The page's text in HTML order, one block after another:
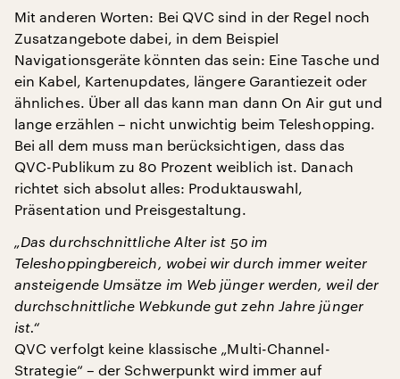
Mit anderen Worten: Bei QVC sind in der Regel noch
Zusatzangebote dabei, in dem Beispiel
Navigationsgeräte könnten das sein: Eine Tasche und
ein Kabel, Kartenupdates, längere Garantiezeit oder
ähnliches. Über all das kann man dann On Air gut und
lange erzählen – nicht unwichtig beim Teleshopping.
Bei all dem muss man berücksichtigen, dass das
QVC-Publikum zu 80 Prozent weiblich ist. Danach
richtet sich absolut alles: Produktauswahl,
Präsentation und Preisgestaltung.
„Das durchschnittliche Alter ist 50 im
Teleshoppingbereich, wobei wir durch immer weiter
ansteigende Umsätze im Web jünger werden, weil der
durchschnittliche Webkunde gut zehn Jahre jünger
ist.“
QVC verfolgt keine klassische „Multi-Channel-
Strategie“ – der Schwerpunkt wird immer auf